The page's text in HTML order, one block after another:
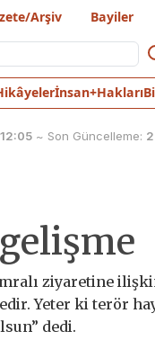
Arşiv Bayiler
İnsan+Hakları
~ Son Güncelleme:
ziyaretine
Yeter ki terör
dedi.